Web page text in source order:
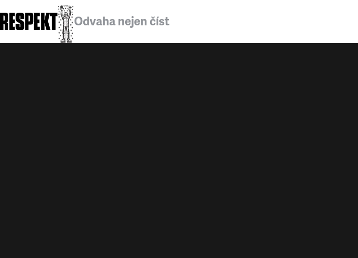
Odvaha nejen číst